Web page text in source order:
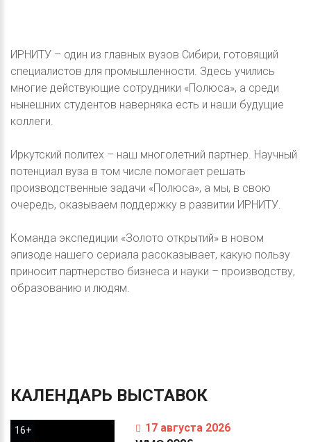
ИРНИТУ – один из главных вузов Сибири, готовящий
специалистов для промышленности. Здесь учились
многие действующие сотрудники «Полюса», а среди
нынешних студентов наверняка есть и наши будущие
коллеги.
Иркутский политех – наш многолетний партнер. Научный
потенциал вуза в том числе помогает решать
производственные задачи «Полюса», а мы, в свою
очередь, оказываем поддержку в развитии ИРНИТУ.
Команда экспедиции «Золото открытий» в новом
эпизоде нашего сериала рассказывает, какую пользу
приносит партнерство бизнеса и науки – производству,
образованию и людям.
КАЛЕНДАРЬ ВЫСТАВОК
16+ 17 августа 2026